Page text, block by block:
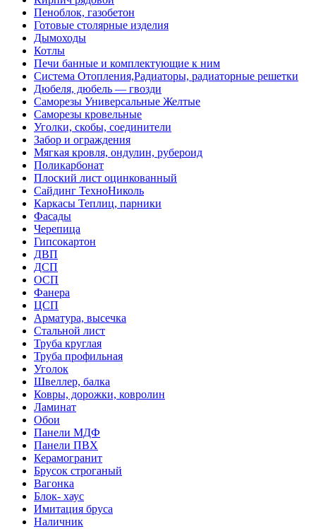
Пеноблок, газобетон
Готовые столярные изделия
Дымоходы
Котлы
Печи банные и комплектующие к ним
Система Отопления,Радиаторы, радиаторные решетки
Дюбеля, дюбель — гвозди
Саморезы Универсальные Желтые
Саморезы кровельные
Уголки, скобы, соединители
Забор и ограждения
Мягкая кровля, ондулин, рубероид
Поликарбонат
Плоский лист оцинкованный
Сайдинг ТехноНиколь
Каркасы Теплиц, парники
Фасады
Черепица
Гипсокартон
ДВП
ДСП
ОСП
Фанера
ЦСП
Арматура, высечка
Стальной лист
Труба круглая
Труба профильная
Уголок
Швеллер, балка
Ковры, дорожки, ковролин
Ламинат
Обои
Панели МДФ
Панели ПВХ
Керамогранит
Брусок строганый
Вагонка
Блок- хаус
Имитация бруса
Наличник